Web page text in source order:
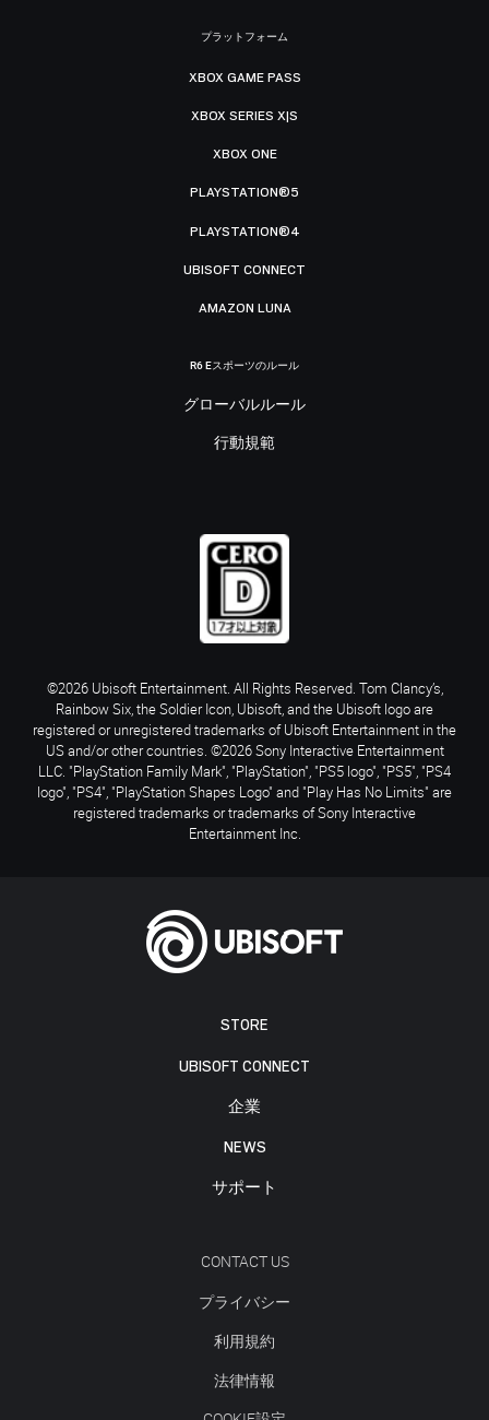
STORE
UBISOFT CONNECT
企業
NEWS
サポート
CONTACT US
プライバシー
利用規約
法律情報
プラットフォーム
XBOX GAME PASS
XBOX SERIES X|S
XBOX ONE
PLAYSTATION®5
PLAYSTATION®4
UBISOFT CONNECT
AMAZON LUNA
R6 Eスポーツのルール
グローバルルール
行動規範
©2026 Ubisoft Entertainment. All Rights Reserved. Tom Clancy’s,
Rainbow Six, the Soldier Icon, Ubisoft, and the Ubisoft logo are
registered or unregistered trademarks of Ubisoft Entertainment in the
US and/or other countries. ©2026 Sony Interactive Entertainment
LLC. "PlayStation Family Mark", "PlayStation", "PS5 logo", "PS5", "PS4
logo", "PS4", "PlayStation Shapes Logo" and "Play Has No Limits" are
registered trademarks or trademarks of Sony Interactive
Entertainment Inc.